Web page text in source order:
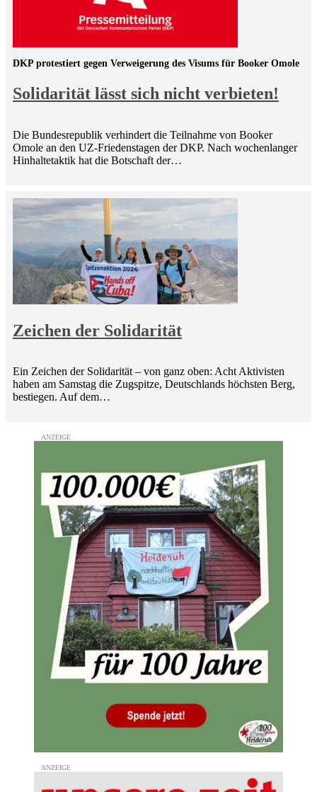
Solidarität lässt sich nicht verbieten!
DKP protestiert gegen Verweigerung des Visums für Booker Omole
Die Bundesrepublik verhindert die Teilnahme von Booker
Omole an den UZ-Friedenstagen der DKP. Nach wochenlanger
Hinhaltetaktik hat die Botschaft der…
Zeichen der Solidarität
Ein Zeichen der Solidarität – von ganz oben: Acht Aktivisten
haben am Samstag die Zugspitze, Deutschlands höchsten Berg,
bestiegen. Auf dem…